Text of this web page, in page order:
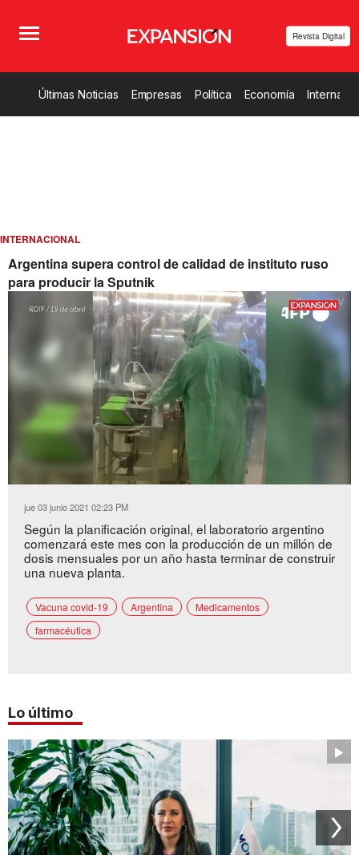
Revista Digital
Últimas Noticias Empresas Política Economía
INTERNACIONAL
Argentina supera control de calidad de instituto ruso
para producir la Sputnik
Loaded
57.57%
jue 03 junio 2021 02:23 PM
Según la planificación original, el laboratorio argentino
comenzará este mes con la producción de un millón de
dosis mensuales por un año hasta terminar de construir
una nueva planta.
Vacuna covid-19 Argentina
Medicamentos
farmacéutica
Lo último